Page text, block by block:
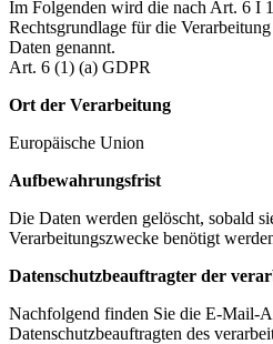
Im Folgenden wird die nach Art. 6 I
Rechtsgrundlage für die
Daten genannt.
Art. 6 (1) (a) GDPR
Ort der Verarbeitung
Europäische Union
Aufbewahrungsfrist
Die Daten werden gelöscht, sobald
Verarbeitungszwecke benötigt
Datenschutzbeauftragter der
Nachfolgend finden Sie die E-Mail-
Datenschutzbeauftragten des